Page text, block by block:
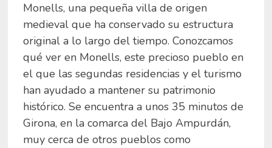
Monells, una pequeña villa de origen
medieval que ha conservado su estructura
original a lo largo del tiempo. Conozcamos
qué ver en Monells, este precioso pueblo en
el que las segundas residencias y el turismo
han ayudado a mantener su patrimonio
histórico. Se encuentra a unos 35 minutos de
Girona, en la comarca del Bajo Ampurdán,
muy cerca de otros pueblos como